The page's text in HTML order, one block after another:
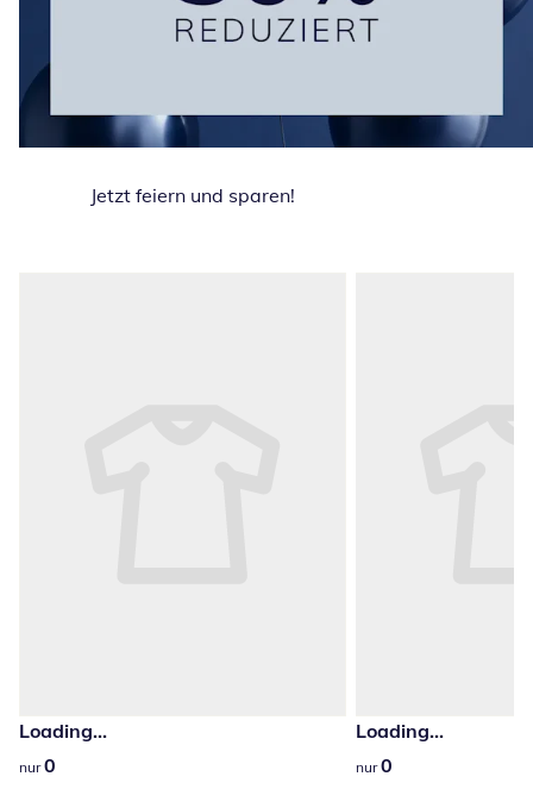
Jetzt feiern und sparen!
Loading...
0
nur 0
Loading...
0
nur 0